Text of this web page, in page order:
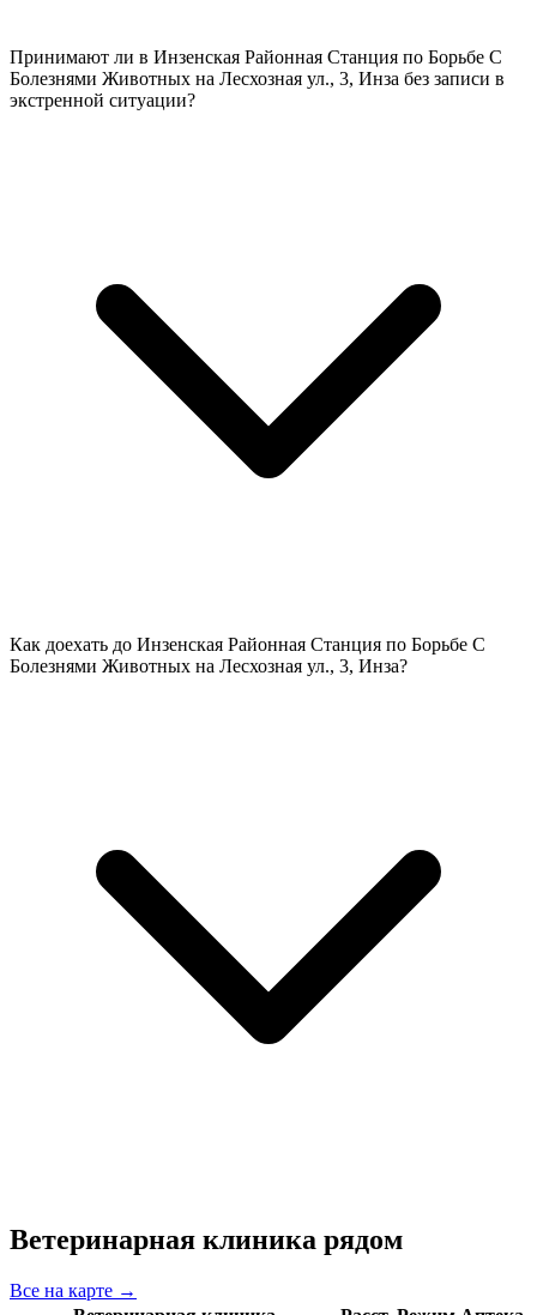
Принимают ли в Инзенская Районная Станция по Борьбе С
Болезнями Животных на Лесхозная ул., 3, Инза без записи в
экстренной ситуации?
Как доехать до Инзенская Районная Станция по Борьбе С
Болезнями Животных на Лесхозная ул., 3, Инза?
Ветеринарная клиника рядом
Все на карте →